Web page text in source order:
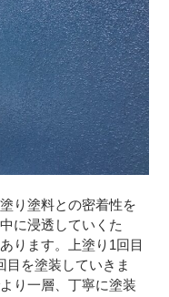
り塗料との密着性を
に浸透していくた
ります。上塗り1回目
目を塗装していきま
り一層、丁寧に塗装